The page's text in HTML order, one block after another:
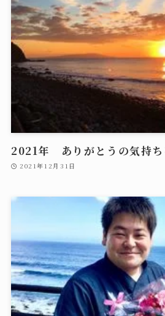
2021年 ありがとうの気持ち
2021年12月31日